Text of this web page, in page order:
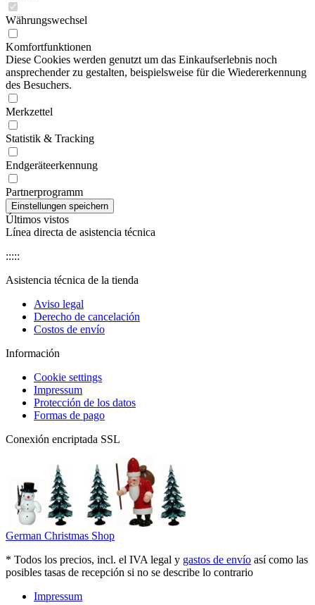
Währungswechsel
Komfortfunktionen
Diese Cookies werden genutzt um das Einkaufserlebnis noch
ansprechender zu gestalten, beispielsweise für die Wiedererkennung
des Besuchers.
Merkzettel
Statistik & Tracking
Endgeräteerkennung
Partnerprogramm
Últimos vistos
Línea directa de asistencia técnica
:::::
Asistencia técnica de la tienda
Aviso legal
Derecho de cancelación
Costos de envío
Información
Cookie settings
Impressum
Protección de los datos
Formas de pago
Conexión encriptada SSL
German Christmas Shop
* Todos los precios, incl. el IVA legal y gastos de envío así como las
posibles tasas de recepción si no se describe lo contrario
Impressum